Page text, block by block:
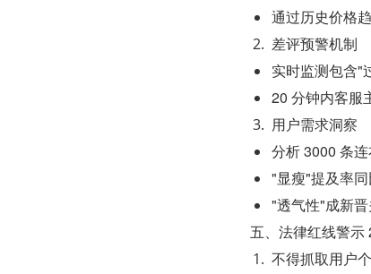
通过历史价格
差评预警机制
实时监测包含"
20 分钟内客服
用户需求洞察
分析 3000 条
"显瘦"提及率
"透气性"成新
五、法律红线警示
不得抓取用户